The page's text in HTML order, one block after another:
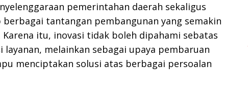
pemerintahan daerah sekaligus
berbagai tantangan pembangunan yang semakin
Karena itu, inovasi tidak boleh dipahami sebatas
layanan, melainkan sebagai upaya pembaruan
menciptakan solusi atas berbagai persoalan